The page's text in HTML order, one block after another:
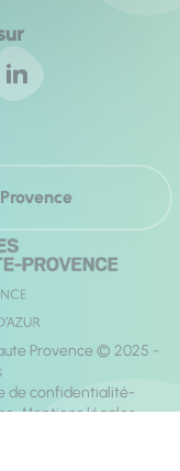
Provence © 2025 -
de confidentialité
Mentions légales